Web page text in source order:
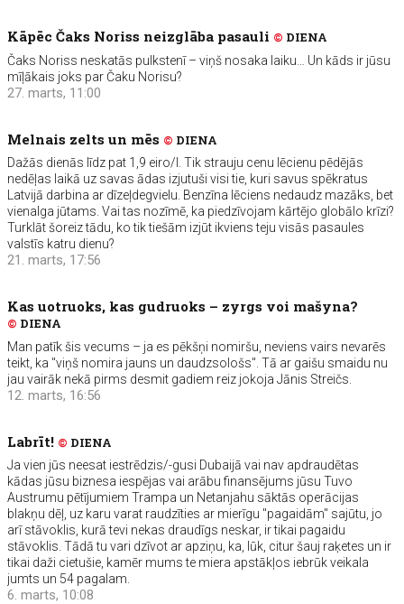
Kāpēc Čaks Noriss neizglāba pasauli © DIENA
Čaks Noriss neskatās pulkstenī – viņš nosaka laiku… Un kāds ir jūsu
mīļākais joks par Čaku Norisu?
27. marts, 11:00
Melnais zelts un mēs © DIENA
Dažās dienās līdz pat 1,9 eiro/l. Tik strauju cenu lēcienu pēdējās
nedēļas laikā uz savas ādas izjutuši visi tie, kuri savus spēkratus
Latvijā darbina ar dīzeļdegvielu. Benzīna lēciens nedaudz mazāks, bet
vienalga jūtams. Vai tas nozīmē, ka piedzīvojam kārtējo globālo krīzi?
Turklāt šoreiz tādu, ko tik tiešām izjūt ikviens teju visās pasaules
valstīs katru dienu?
21. marts, 17:56
Kas uotruoks, kas gudruoks – zyrgs voi mašyna?
© DIENA
Man patīk šis vecums – ja es pēkšņi nomiršu, neviens vairs nevarēs
teikt, ka "viņš nomira jauns un daudzsološs". Tā ar gaišu smaidu nu
jau vairāk nekā pirms desmit gadiem reiz jokoja Jānis Streičs.
12. marts, 16:56
Labrīt! © DIENA
Ja vien jūs neesat iestrēdzis/-gusi Dubaijā vai nav apdraudētas
kādas jūsu biznesa iespējas vai arābu finansējums jūsu Tuvo
Austrumu pētījumiem Trampa un Netanjahu sāktās operācijas
blakņu dēļ, uz karu varat raudzīties ar mierīgu "pagaidām" sajūtu, jo
arī stāvoklis, kurā tevi nekas draudīgs neskar, ir tikai pagaidu
stāvoklis. Tādā tu vari dzīvot ar apziņu, ka, lūk, citur šauj raķetes un ir
tikai daži cietušie, kamēr mums te miera apstākļos iebrūk veikala
jumts un 54 pagalam.
6. marts, 10:08